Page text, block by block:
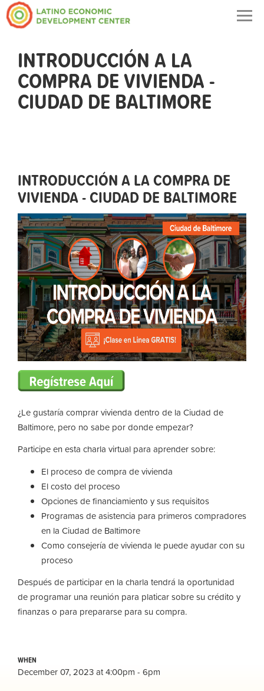
INTRODUCCIÓN A LA
COMPRA DE VIVIENDA -
CIUDAD DE BALTIMORE
INTRODUCCIÓN A LA COMPRA DE
VIVIENDA - CIUDAD DE BALTIMORE
¿Le gustaría comprar vivienda dentro de la Ciudad de
Baltimore, pero no sabe por donde empezar?
Participe en esta charla virtual para aprender sobre:
El proceso de compra de vivienda
El costo del proceso
Opciones de financiamiento y sus requisitos
Programas de asistencia para primeros compradores
en la Ciudad de Baltimore
Como consejería de vivienda le puede ayudar con su
proceso
Después de participar en la charla tendrá la oportunidad
de programar una reunión para platicar sobre su crédito y
finanzas o para prepararse para su compra.
WHEN
December 07, 2023 at 4:00pm - 6pm